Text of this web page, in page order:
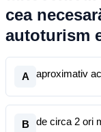
cea
autoturism
A aproximativ
B de circa 2 ori